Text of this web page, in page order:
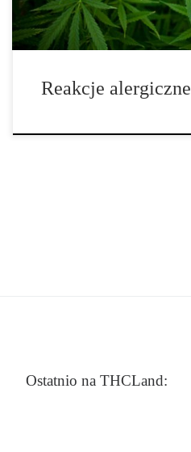
Reakcje alergiczne
Ostatnio na THCLand: